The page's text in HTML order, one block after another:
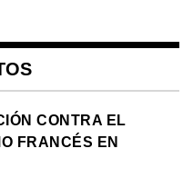
CONTRA EL
FRANCÉS EN